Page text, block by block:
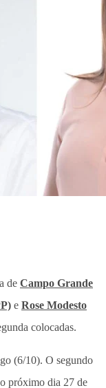
de Campo Grande
e Rose Modesto
colocadas.
(6/10). O segundo
próximo dia 27 de